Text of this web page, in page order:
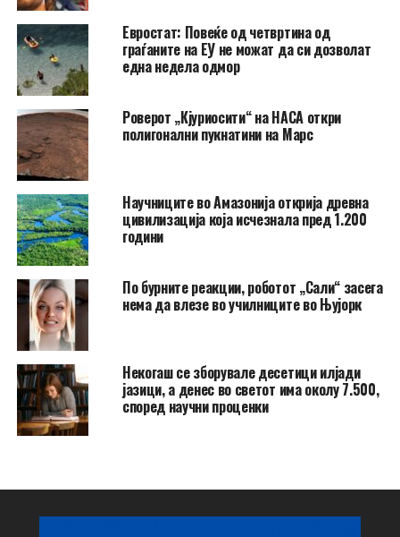
Евростат: Повеќе од четвртина од
граѓаните на ЕУ не можат да си дозволат
една недела одмор
Роверот „Кјуриосити“ на НАСА откри
полигонални пукнатини на Марс
Научниците во Амазонија открија древна
цивилизација која исчезнала пред 1.200
години
По бурните реакции, роботот „Сали“ засега
нема да влезе во училниците во Њујорк
Некогаш се зборувале десетици илјади
јазици, а денес во светот има околу 7.500,
според научни проценки